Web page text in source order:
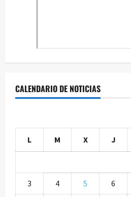
CALENDARIO DE NOTICIAS
L M X J
3 4 5 6